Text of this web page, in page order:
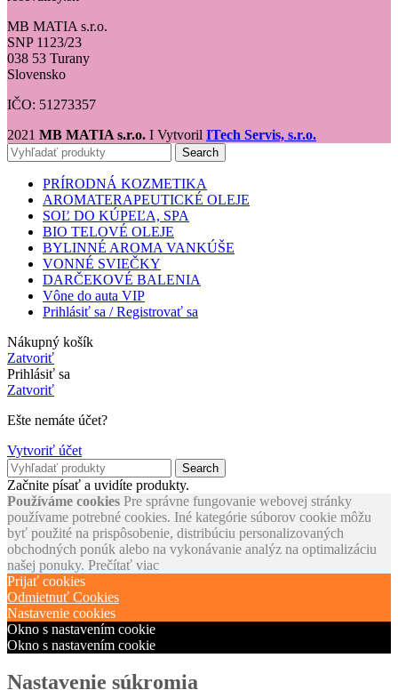
MB MATIA s.r.o.
SNP 1123/23
038 53 Turany
Slovensko
IČO: 51273357
2021 MB MATIA s.r.o. I Vytvoril ITech Servis, s.r.o.
Search
PRÍRODNÁ KOZMETIKA
AROMATERAPEUTICKÉ OLEJE
SOĽ DO KÚPEĽA, SPA
BIO TELOVÉ OLEJE
BYLINNÉ AROMA VANKÚŠE
VONNÉ SVIEČKY
DARČEKOVÉ BALENIA
Vône do auta VIP
Prihlásiť sa / Registrovať sa
Nákupný košík
Zatvoriť
Prihlásiť sa
Zatvoriť
Ešte nemáte účet?
Vytvoriť účet
Search
Začnite písať a uvidíte produkty.
Používáme cookies Pre správne fungovanie webovej stránky
používame potrebné cookies. Iné kategórie súborov cookie môžu
byť použité na prispôsobenie, distribúciu personalizovaných
obchodných ponúk alebo na vykonávanie analýz na optimalizáciu
našej ponuky. Prečítať viac
Prijať cookies
Odmietnuť Cookies
Nastavenie cookies
Okno s nastavením cookie
Okno s nastavením cookie
Nastavenie súkromia